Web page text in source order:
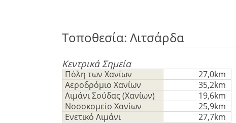
Τοποθεσία: Λιτσάρδα
Κεντρικά Σημεία
Πόλη των Χανίων
27,0km
Αεροδρόμιο Χανίων
35,2km
Λιμάνι Σούδας (Χανίων)
19,6km
Νοσοκομείο Χανίων
25,9km
Ενετικό Λιμάνι
27,7km